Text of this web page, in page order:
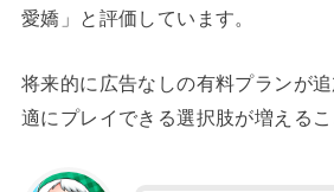
愛嬌」と評価しています。
将来的に広告なしの有料プランが
適にプレイできる選択肢が増えるこ